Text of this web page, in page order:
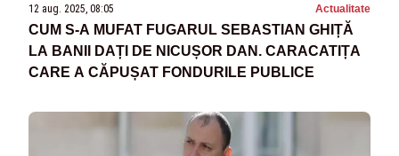
12 aug. 2025, 08:05 Actualitate
CUM S-A MUFAT FUGARUL SEBASTIAN GHIȚĂ
LA BANII DAȚI DE NICUȘOR DAN. CARACATIȚA
CARE A CĂPUȘAT FONDURILE PUBLICE